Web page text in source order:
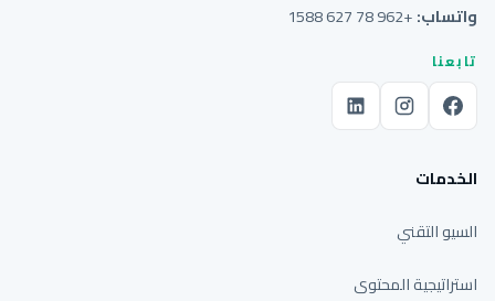
واتساب:+962 78 627 1588
تابعنا
الخدمات
السيو التقني
استراتيجية المحتوى